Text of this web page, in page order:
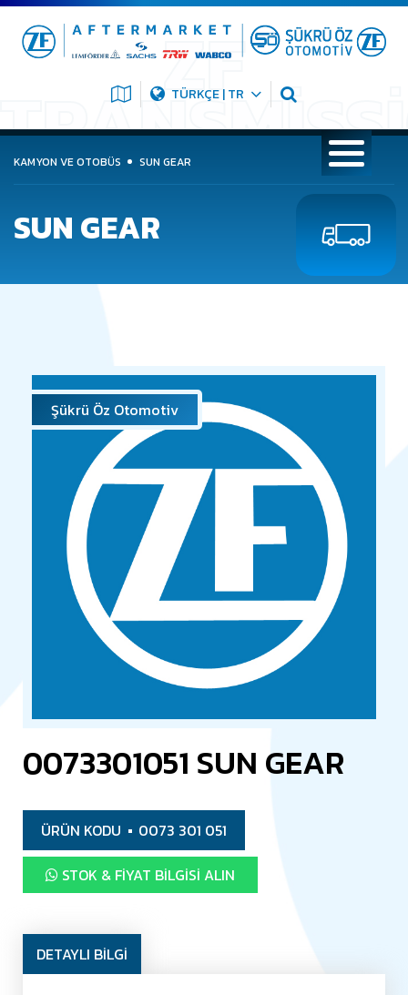
TÜRKÇE | TR
KAMYON VE OTOBÜS SUN GEAR
SUN GEAR
Şükrü Öz Otomotiv
0073301051 SUN GEAR
ÜRÜN KODU 0073 301 051
STOK & FIYAT BILGISI ALIN
DETAYLI BİLGİ